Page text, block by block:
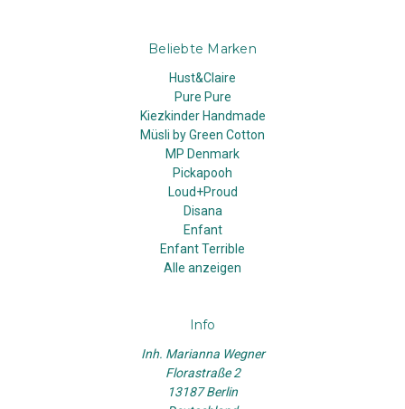
Beliebte Marken
Hust&Claire
Pure Pure
Kiezkinder Handmade
Müsli by Green Cotton
MP Denmark
Pickapooh
Loud+Proud
Disana
Enfant
Enfant Terrible
Alle anzeigen
Info
Inh. Marianna Wegner
Florastraße 2
13187 Berlin